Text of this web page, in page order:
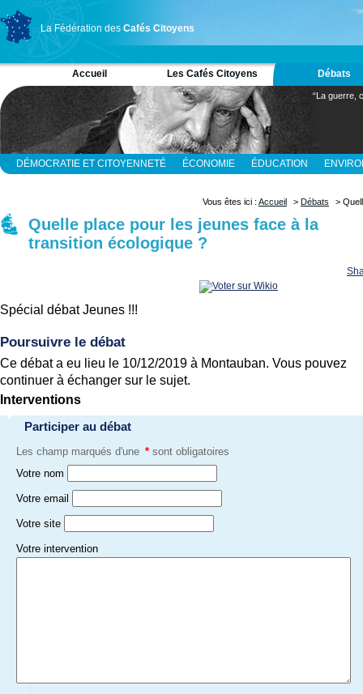
La Fédération des Cafés Citoyens
Accueil Les Cafés Citoyens Débats
“La guerre,
DÉMOCRATIE ET CITOYENNETÉ ÉCONOMIE ÉDUCATION
Vous êtes ici : Accueil > Débats >
Quelle place pour les jeunes face à la
transition écologique ?
Spécial débat Jeunes !!!
Poursuivre le débat
Ce débat a eu lieu le 10/12/2019 à Montauban. Vous pouvez
continuer à échanger sur le sujet.
Interventions
Participer au débat
Les champ marqués d'une * sont obligatoires
Votre nom
Votre email
Votre site
Votre intervention